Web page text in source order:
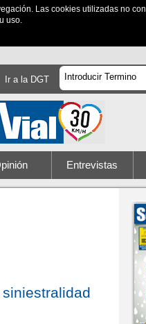
Las cookies utilizadas no
uso.
Ir a la DGT
Entrevistas